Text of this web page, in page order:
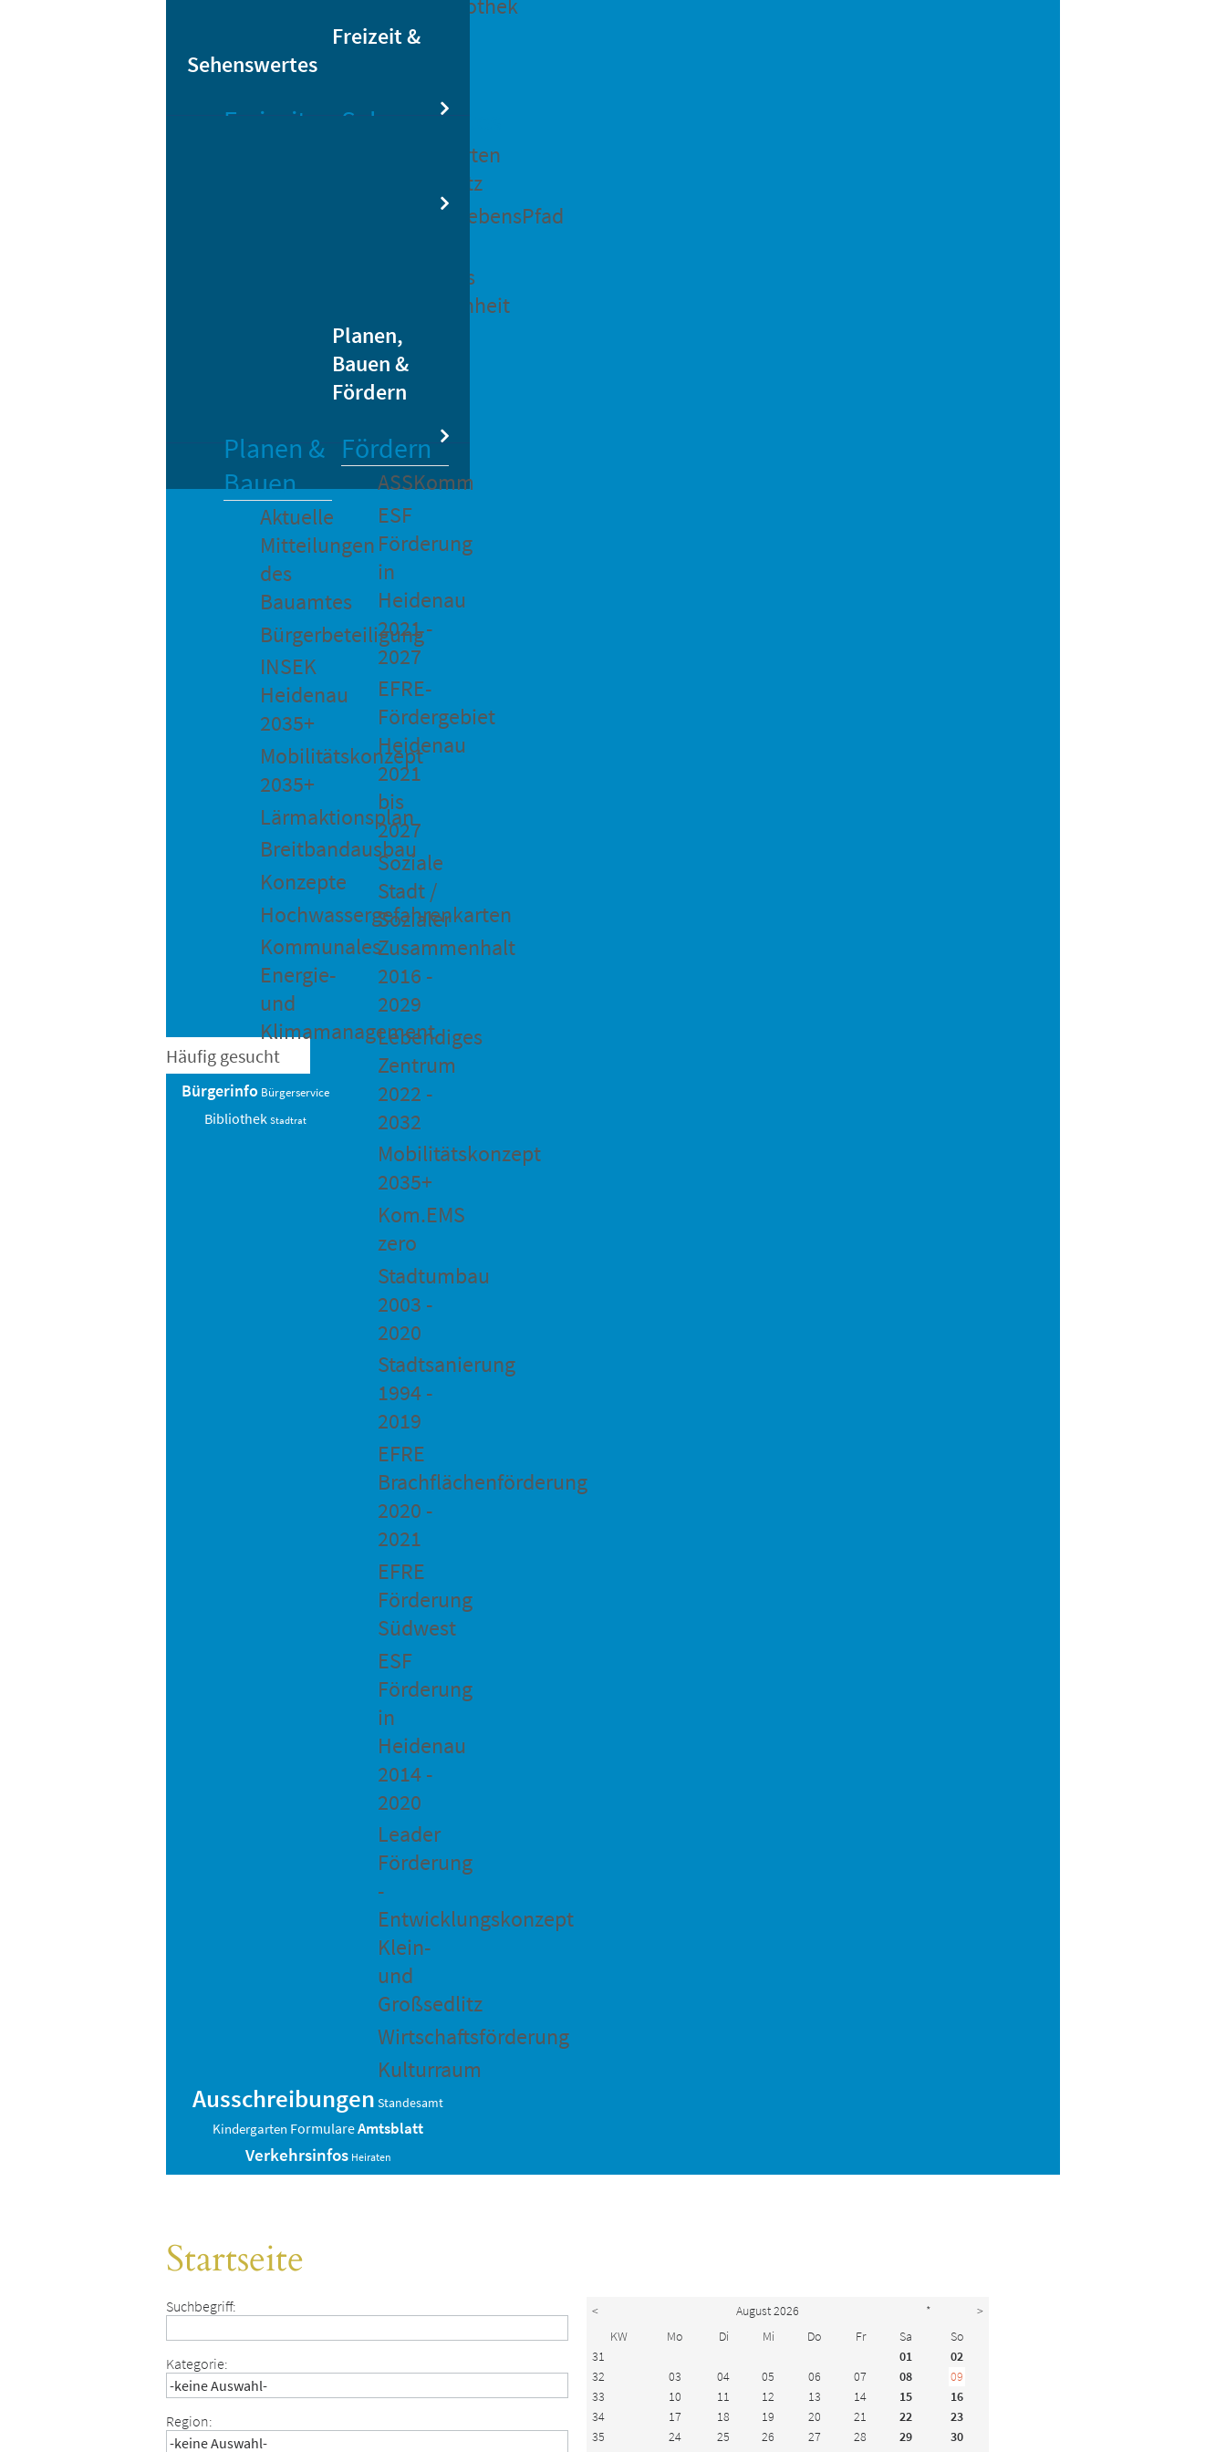
Bikesharing
Stadtbibliothek
Freizeit &
Sehenswertes
Freizeit
Heidenauer
Musiknacht
Sehenswertes
Barockgarten
Großsedlitz
MärchenLebensPfad
Heidenaus
Vergangenheit
Planen,
Bauen &
Fördern
Planen &
Bauen
Aktuelle
Mitteilungen
des
Bauamtes
Bürgerbeteiligung
INSEK
Heidenau
2035+
Mobilitätskonzept
2035+
Lärmaktionsplan
Breitbandausbau
Konzepte
Hochwassergefahrenkarten
Kommunales
Energie-
und
Klimamanagement
Fördern
ASSKomm
ESF
Förderung
in
Heidenau
2021 -
2027
EFRE-
Fördergebiet
Heidenau
2021
bis
2027
Soziale
Stadt /
Sozialer
Zusammenhalt
2016 -
2029
Lebendiges
Zentrum
2022 -
2032
Mobilitätskonzept
2035+
Kom.EMS
zero
Stadtumbau
2003 -
2020
Stadtsanierung
1994 -
2019
EFRE
Brachflächenförderung
2020 -
2021
EFRE
Förderung
Südwest
ESF
Förderung
in
Heidenau
2014 -
2020
Leader
Förderung
-
Entwicklungskonzept
Klein-
und
Großsedlitz
Wirtschaftsförderung
Kulturraum
Häufig gesucht
Bürgerinfo Bürgerservice
Bibliothek Stadtrat
Ausschreibungen Standesamt
Kindergarten FormulareAmtsblatt
Verkehrsinfos Heiraten
Startseite
Suchbegriff:
Kategorie:
Region:
< August 2026 *
>
KW
Mo Di Mi Do Fr Sa
So
31
01
02
32
03 04 05 06 07 08
09
33
10 11 12 13 14 15
16
34
17 18 19 20 21 22
23
35
24 25 26 27 28 29
30